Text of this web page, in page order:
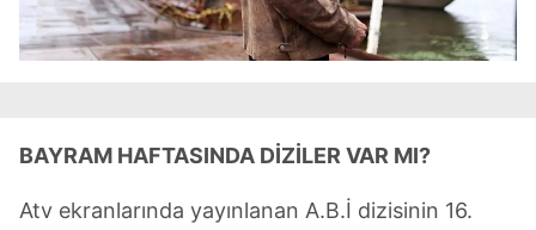
BAYRAM HAFTASINDA DİZİLER VAR MI?
Atv ekranlarında yayınlanan A.B.İ dizisinin 16.